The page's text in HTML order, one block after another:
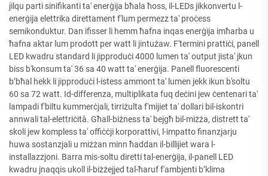
jilqu parti sinifikanti ta' enerġija bħala ħoss, il-LEDs jikkonvertu l-
enerġija elettrika direttament f'lum permezz ta' proċess
semikonduktur. Dan ifisser li hemm ħafna inqas enerġija imħarba u
ħafna aktar lum prodott per watt li jintużaw. F'termini prattiċi, panell
LED kwadru standard li jipproduċi 4000 lumen ta' output jista' jkun
biss b'konsum ta' 36 sa 40 watt ta' enerġija. Panell fluorescenti
b’bħal hekk li jipproduċi l-istess ammont ta' lumen jekk ikun b'soltu
60 sa 72 watt. Id-differenza, multiplikata fuq deċini jew ċentenari ta'
lampadi f'biltu kummerċjali, tirriżulta f'mijiet ta' dollari bil-iskontri
annwali tal-elettriċità. Għall-biżness ta' bejgħ bil-miżża, distrett ta'
skoli jew kompless ta' offiċċji korporattivi, l-impatto finanzjarju
huwa sostanzjali u miżżan minn ħaddan il-billijiet wara l-
installazzjoni. Barra mis-soltu diretti tal-enerġija, il-panell LED
kwadru jnaqqis ukoll il-biżżejjed tal-ħaruf f'ambjenti b’klima